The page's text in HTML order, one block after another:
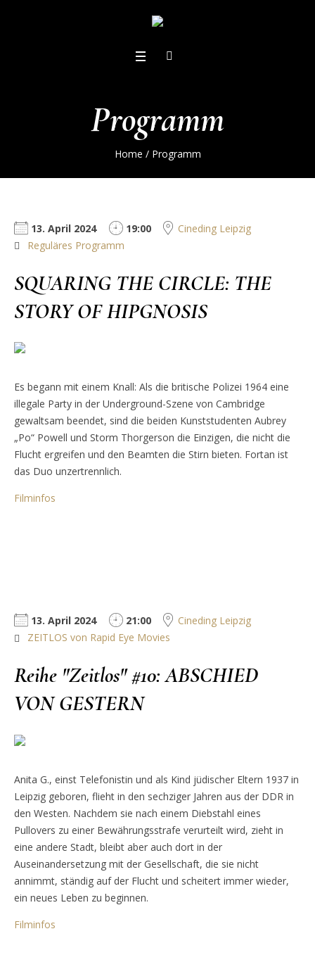
Programm
Home / Programm
13. April 2024 19:00
Cineding Leipzig
Reguläres Programm
SQUARING THE CIRCLE: THE
STORY OF HIPGNOSIS
Es begann mit einem Knall: Als die britische Polizei 1964 eine
illegale Party in der Underground-Szene von Cambridge
gewaltsam beendet, sind die beiden Kunststudenten Aubrey
„Po“ Powell und Storm Thorgerson die Einzigen, die nicht die
Flucht ergreifen und den Beamten die Stirn bieten. Fortan ist
das Duo unzertrennlich.
Filminfos
13. April 2024 21:00
Cineding Leipzig
ZEITLOS von Rapid Eye Movies
Reihe "Zeitlos" #10: ABSCHIED
VON GESTERN
Anita G., einst Telefonistin und als Kind jüdischer Eltern 1937 in
Leipzig geboren, flieht in den sechziger Jahren aus der DDR in
den Westen. Nachdem sie nach einem Diebstahl eines
Pullovers zu einer Bewährungsstrafe verurteilt wird, zieht in
eine andere Stadt, bleibt aber auch dort in der
Auseinandersetzung mit der Gesellschaft, die sie nicht
annimmt, ständig auf der Flucht und scheitert immer wieder,
ein neues Leben zu beginnen.
Filminfos